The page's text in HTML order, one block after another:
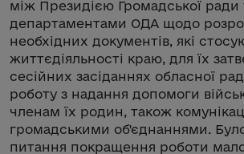
між Президією Громадської ради
департаментами ОДА щодо
необхідних документів, які
життєдіяльності краю, для їх
сесійних засіданнях обласної
роботу з надання допомоги
членам їх родин, також
громадськими об'єднаннями.
питання покращення роботи